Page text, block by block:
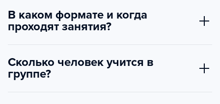
В каком формате и когда
проходят занятия?
Сколько человек учится в
группе?